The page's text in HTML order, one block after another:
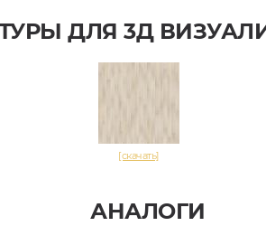
ДЛЯ 3Д
[скачать]
АНАЛОГИ